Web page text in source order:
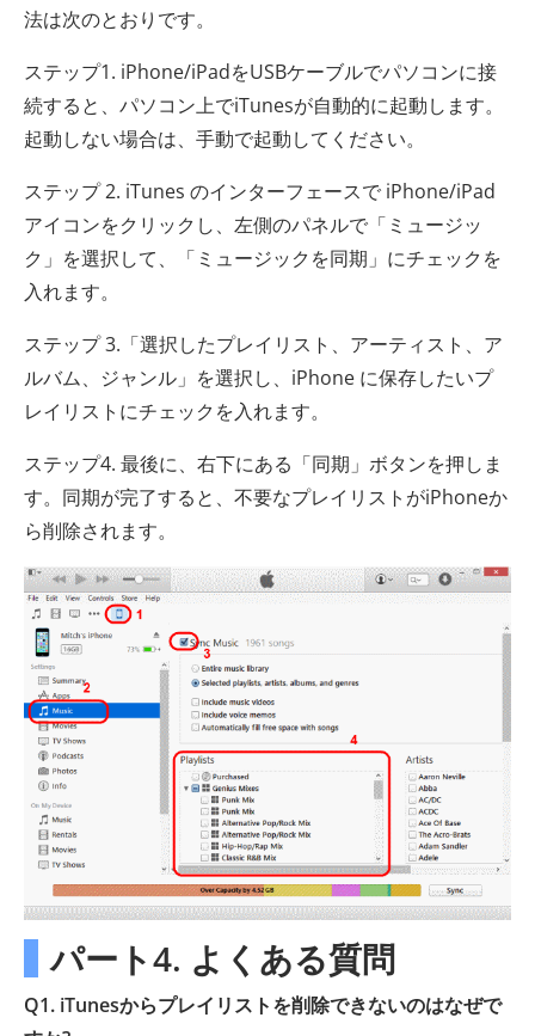
法は次のとおりです。
ステップ1. iPhone/iPadをUSBケーブルでパソコンに接
続すると、パソコン上でiTunesが自動的に起動します。
起動しない場合は、手動で起動してください。
ステップ 2. iTunes のインターフェースで iPhone/iPad
アイコンをクリックし、左側のパネルで「ミュージッ
ク」を選択して、「ミュージックを同期」にチェックを
入れます。
ステップ 3.「選択したプレイリスト、アーティスト、ア
ルバム、ジャンル」を選択し、iPhone に保存したいプ
レイリストにチェックを入れます。
ステップ4. 最後に、右下にある「同期」ボタンを押しま
す。同期が完了すると、不要なプレイリストがiPhoneか
ら削除されます。
パート4. よくある質問
Q1. iTunesからプレイリストを削除できないのはなぜで